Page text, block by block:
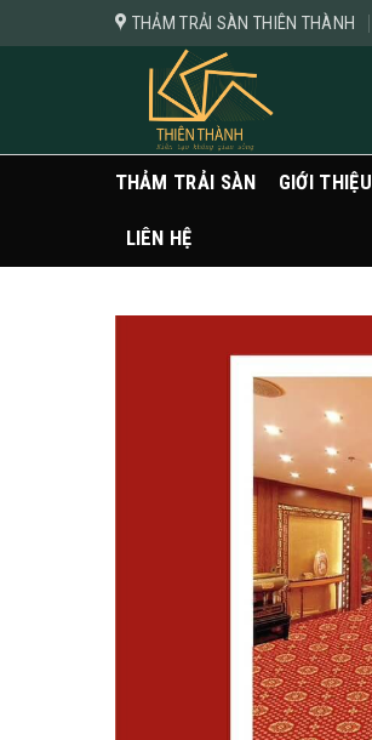
qua
THẢM TRẢI SÀN THIÊN THÀNH
THẢM TRẢI SÀN GIỚI THIỆU
LIÊN HỆ